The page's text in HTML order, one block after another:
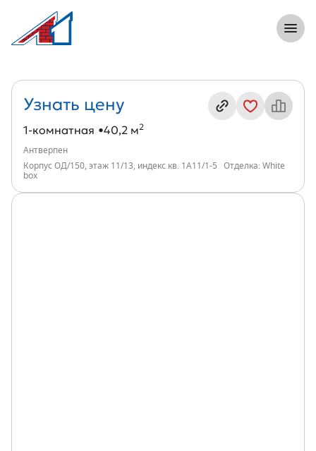
1-комнатная, 40 м², ЖК Антверпен,
Информация о квартире
Узнать цену
1-комнатная 40,2 м2
Антверпен
Корпус ОД/150, этаж 11/13, индекс кв. 1А11/1-5
Отделка: White
box